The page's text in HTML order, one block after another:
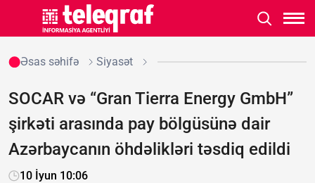
Əsas səhifə Siyasət
SOCAR və “Gran Tierra Energy GmbH”
şirkəti arasında pay bölgüsünə dair
Azərbaycanın öhdəlikləri təsdiq edildi
10 İyun 10:06